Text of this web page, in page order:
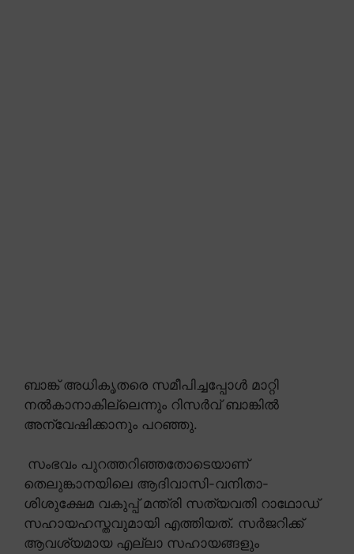
ബാങ്ക് അധികൃതരെ സമീപിച്ചപ്പോൾ മാറ്റി
നൽകാനാകില്ലെന്നും റിസർവ് ബാങ്കിൽ
അന്വേഷിക്കാനും പറഞ്ഞു.
സംഭവം പുറത്തറിഞ്ഞതോടെയാണ്
തെലുങ്കാനയിലെ ആദിവാസി-വനിതാ-
ശിശുക്ഷേമ വകുപ്പ് മന്ത്രി സത്യവതി റാഥോഡ്
സഹായഹസ്തവുമായി എത്തിയത്. സർജറിക്ക്
ആവശ്യമായ എല്ലാ സഹായങ്ങളും